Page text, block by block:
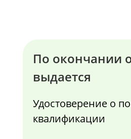
По окончании
выдается
Удостоверение о
квалификации